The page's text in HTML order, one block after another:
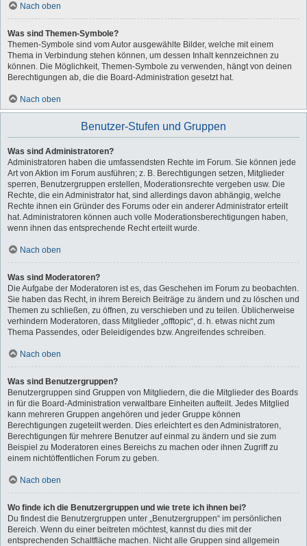
Nach oben
Was sind Themen-Symbole?
Themen-Symbole sind vom Autor ausgewählte Bilder, welche mit einem
Thema in Verbindung stehen können, um dessen Inhalt kennzeichnen zu
können. Die Möglichkeit, Themen-Symbole zu verwenden, hängt von deinen
Berechtigungen ab, die die Board-Administration gesetzt hat.
Nach oben
Benutzer-Stufen und Gruppen
Was sind Administratoren?
Administratoren haben die umfassendsten Rechte im Forum. Sie können jede
Art von Aktion im Forum ausführen; z. B. Berechtigungen setzen, Mitglieder
sperren, Benutzergruppen erstellen, Moderationsrechte vergeben usw. Die
Rechte, die ein Administrator hat, sind allerdings davon abhängig, welche
Rechte ihnen ein Gründer des Forums oder ein anderer Administrator erteilt
hat. Administratoren können auch volle Moderationsberechtigungen haben,
wenn ihnen das entsprechende Recht erteilt wurde.
Nach oben
Was sind Moderatoren?
Die Aufgabe der Moderatoren ist es, das Geschehen im Forum zu beobachten.
Sie haben das Recht, in ihrem Bereich Beiträge zu ändern und zu löschen und
Themen zu schließen, zu öffnen, zu verschieben und zu teilen. Üblicherweise
verhindern Moderatoren, dass Mitglieder „offtopic“, d. h. etwas nicht zum
Thema Passendes, oder Beleidigendes bzw. Angreifendes schreiben.
Nach oben
Was sind Benutzergruppen?
Benutzergruppen sind Gruppen von Mitgliedern, die die Mitglieder des Boards
in für die Board-Administration verwaltbare Einheiten aufteilt. Jedes Mitglied
kann mehreren Gruppen angehören und jeder Gruppe können
Berechtigungen zugeteilt werden. Dies erleichtert es den Administratoren,
Berechtigungen für mehrere Benutzer auf einmal zu ändern und sie zum
Beispiel zu Moderatoren eines Bereichs zu machen oder ihnen Zugriff zu
einem nichtöffentlichen Forum zu geben.
Nach oben
Wo finde ich die Benutzergruppen und wie trete ich ihnen bei?
Du findest die Benutzergruppen unter „Benutzergruppen“ im persönlichen
Bereich. Wenn du einer beitreten möchtest, kannst du dies mit der
entsprechenden Schaltfläche machen. Nicht alle Gruppen sind allgemein